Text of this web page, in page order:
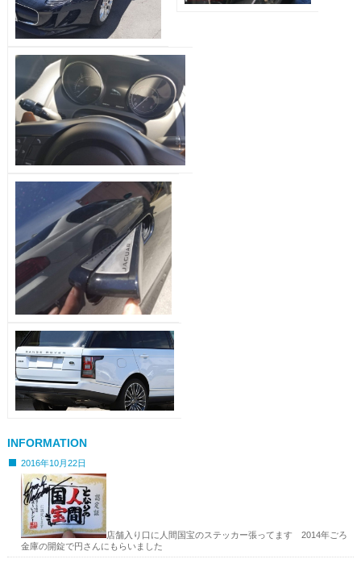
INFORMATION
2016年10月22日
店舗入り口に人間国宝のステッカー張ってます 2014年ごろ
金庫の開錠で円さんにもらいました